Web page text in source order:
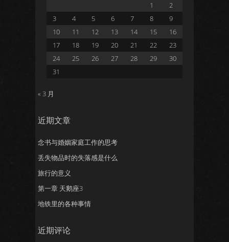
1
2
3
4 5 6 7 8
9
10
11 12 13 14 15
16
17
18 19 20 21 22
23
24
25 26 27 28 29
30
31
« 3 月
近期文章
念书与婚姻家庭工作的思考
丢失物品时的失落感是什么
旅行的意义
第一章 天鹅座3
地铁里的各种事情
近期评论